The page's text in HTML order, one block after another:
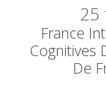
25
France
Cognitives
De